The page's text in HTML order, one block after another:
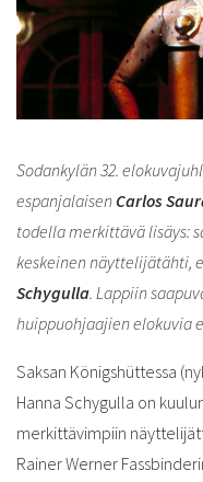
Sodankylän 32.
espanjalaisen Carlos
todella merkittävä lisäys:
keskeinen näyttelijätähti,
Schygulla. Lappiin
huippuohjaajien elokuvia
Saksan Königshüttessa
Hanna Schygulla on
merkittävimpiin
Rainer Werner